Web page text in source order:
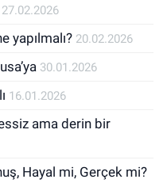
27.02.2026
yapılmalı? 20.02.2026
30.01.2026
16.01.2026
ama derin bir
Hayal mi, Gerçek mi?